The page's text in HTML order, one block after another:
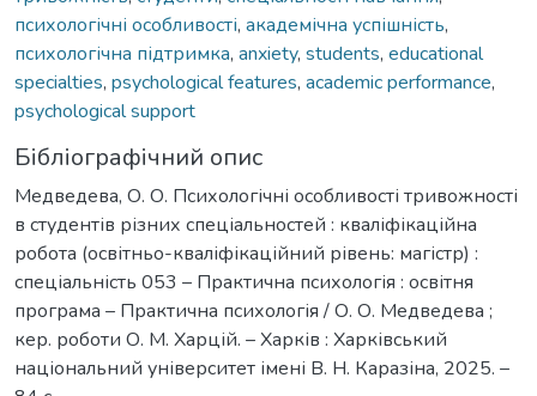
психологічні особливості, академічна успішність,
психологічна підтримка, anxiety, students, educational
specialties, psychological features, academic performance,
psychological support
Бібліографічний опис
Медведева, О. О. Психологічні особливості тривожності
в студентів різних спеціальностей : кваліфікаційна
робота (освітньо-кваліфікаційний рівень: магістр) :
спеціальність 053 – Практична психологія : освітня
програма – Практична психологія / О. О. Медведева ;
кер. роботи О. М. Харцій. – Харків : Харківський
національний університет імені В. Н. Каразіна, 2025. –